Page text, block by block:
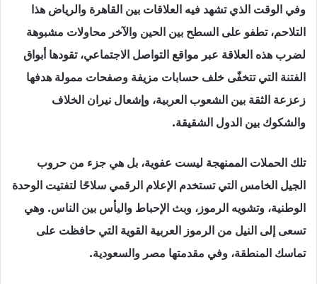
وفي الوقت الذي تشهد فيه العلاقات بين القاهرة والرياض هذا
التلاحم، تطفو على السطح بين الحين والآخر محاولات مشبوهة
لضرب هذه العلاقة عبر مواقع التواصل الاجتماعي، تقودها أبواق
الفتنة التي تتخفّى خلف حسابات مزيفة وصفحات ممولة هدفها
زعزعة الثقة بين الشعوب العربية، وإشعال نيران الخلاف
والشكوك بين الدول الشقيقة.
تلك الحملات الممنهجة ليست عفوية، بل هي جزء من حروب
الجيل الخامس التي تستخدم الإعلام الرقمي سلاحًا لتفتيت الوحدة
الوطنية، وتشويه الرموز، وبث الإحباط واليأس بين الناس. وهي
تسعى إلى النيل من الرموز العربية القوية التي حافظت على
تماسك المنطقة، وفي مقدمتها مصر والسعودية.